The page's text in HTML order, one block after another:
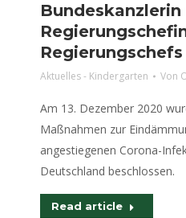
Aktuelles - Kindergarten Von
Am 13. Dezember 2020
Maßnahmen zur
angestiegenen Corona-
Deutschland beschlossen.
Read article